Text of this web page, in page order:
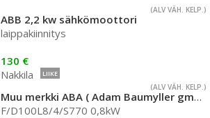
(ALV VÄH. KELP.)
ABB 2,2 kw sähkömoottori
laippakiinnitys
130 €
Nakkila
LIIKE
(ALV VÄH. KELP.)
Muu merkki ABA ( Adam Baumyller gmbh) moottori
F/D100L8/4/S770 0,8kW